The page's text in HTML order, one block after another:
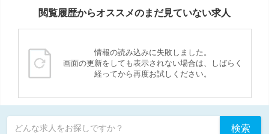
閲覧履歴からオススメのまだ見ていない求人
情報の読み込みに失敗しました。
画面の更新をしても表示されない場合は、しばらく
経ってから再度お試しください。
どんな求人をお探しですか？ 検索